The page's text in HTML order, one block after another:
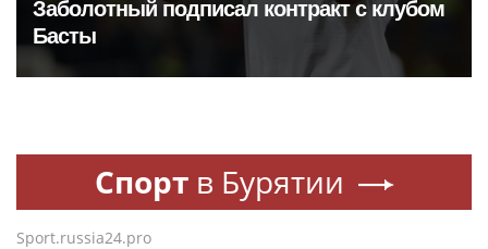
Заболотный подписал контракт с клубом
Басты
Спорт в Бурятии
Sport.russia24.pro